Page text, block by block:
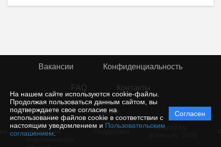
На нашем сайте используются cookie-файлы.
Продолжая пользоваться данным сайтом, вы
подтверждаете свое согласие на
использование файлов cookie в соответствии с
настоящим уведомлением и Пользовательским
соглашением
Согласен
Вакансии Конфиденциальность
FAQ Контакты
© rior
Политика
защиты и
обработки
Powered by